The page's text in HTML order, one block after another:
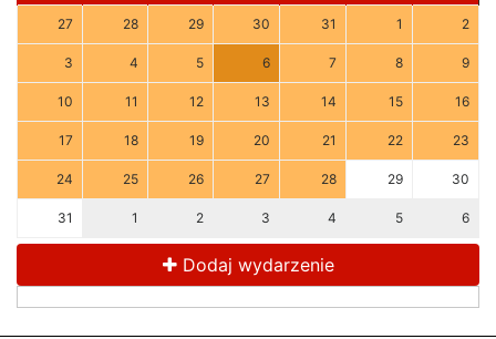
27 28 29 30 31 1 2
3 4 5 6 7 8 9
10 11 12 13 14 15 16
17 18 19 20 21 22 23
24 25 26 27 28 29 30
31 1 2 3 4 5 6
Dodaj wydarzenie